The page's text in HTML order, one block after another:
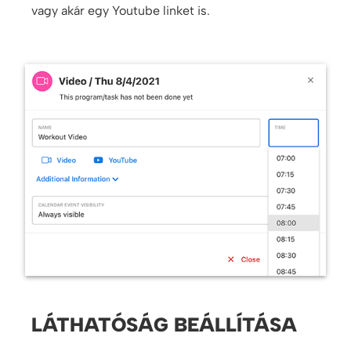
vagy akár egy Youtube linket is.
LÁTHATÓSÁG BEÁLLÍTÁSA